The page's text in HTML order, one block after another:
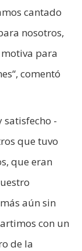
cantado
nosotros,
para
comentó
satisfecho -
que tuvo
que eran
aún sin
con un
de la